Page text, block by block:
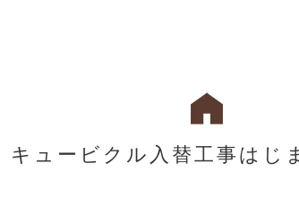
キュービクル入替工事はじ